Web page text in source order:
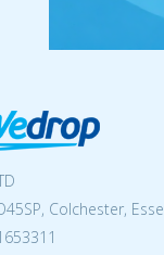
Colchester,